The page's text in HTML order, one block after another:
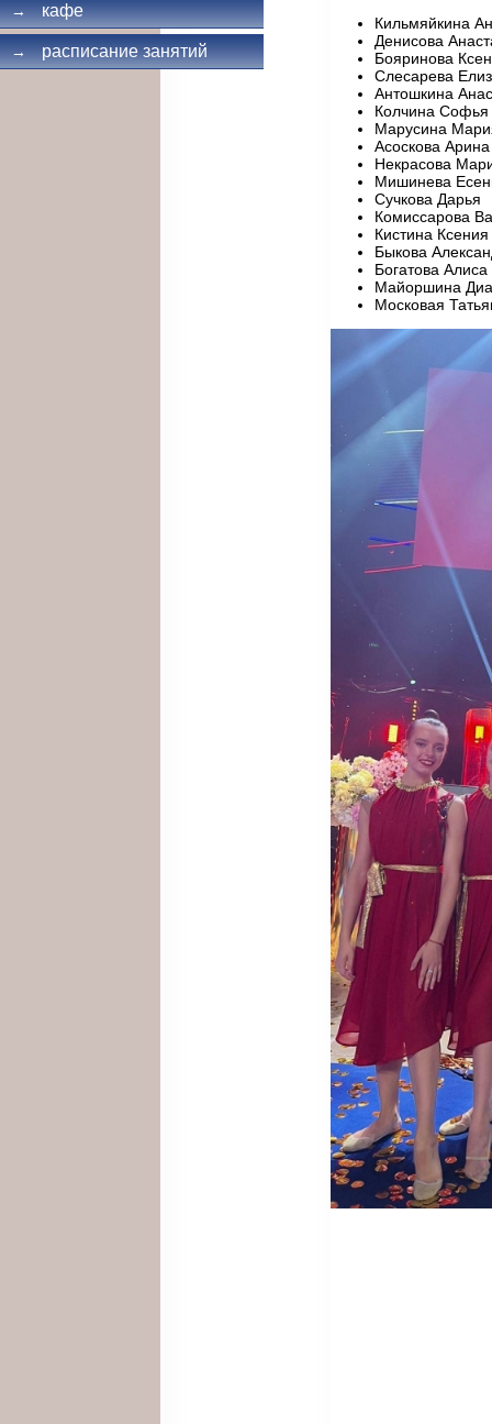
→ кафе
→ расписание занятий
Кильмяйкина
Денисова
Бояринова
Слесарева
Антошкина
Колчина Софья
Марусина
Асоскова Арина
Некрасова
Мишинева
Сучкова Дарья
Комиссарова
Кистина Ксения
Быкова
Богатова Алиса
Майоршина
Московая